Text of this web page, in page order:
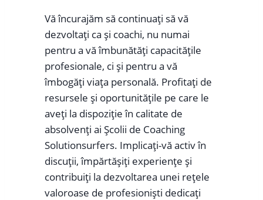
Vă încurajăm să continuați să vă
dezvoltați ca și coachi, nu numai
pentru a vă îmbunătăți capacitățile
profesionale, ci și pentru a vă
îmbogăți viața personală. Profitați de
resursele și oportunitățile pe care le
aveți la dispoziție în calitate de
absolvenți ai Școlii de Coaching
Solutionsurfers. Implicați-vă activ în
discuții, împărtășiți experiențe și
contribuiți la dezvoltarea unei rețele
valoroase de profesioniști dedicați